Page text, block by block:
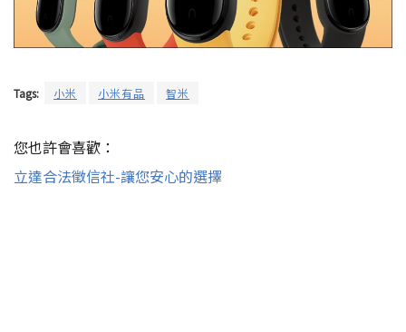
Tags: 小米 小米有品 智米
您也許會喜歡：
立達合法徵信社-讓您安心的選擇